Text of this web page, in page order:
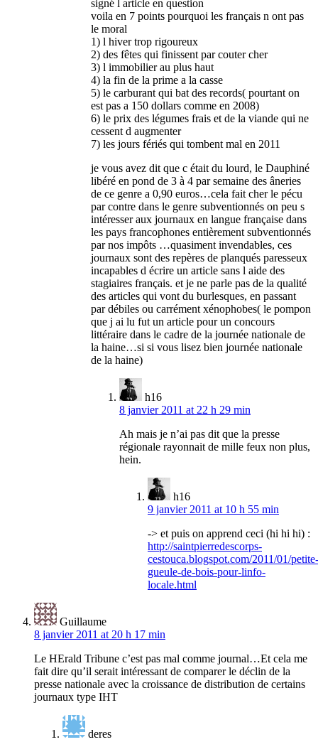
signé l article en question
voila en 7 points pourquoi les français n ont pas
le moral
1) l hiver trop rigoureux
2) des fêtes qui finissent par couter cher
3) l immobilier au plus haut
4) la fin de la prime a la casse
5) le carburant qui bat des records( pourtant on
est pas a 150 dollars comme en 2008)
6) le prix des légumes frais et de la viande qui ne
cessent d augmenter
7) les jours fériés qui tombent mal en 2011
je vous avez dit que c était du lourd, le Dauphiné
libéré en pond de 3 à 4 par semaine des âneries
de ce genre a 0,90 euros…cela fait cher le pécu
par contre dans le genre subventionnés on peu s
intéresser aux journaux en langue française dans
les pays francophones entièrement subventionnés
par nos impôts …quasiment invendables, ces
journaux sont des repères de planqués paresseux
incapables d écrire un article sans l aide des
stagiaires français. et je ne parle pas de la qualité
des articles qui vont du burlesques, en passant
par débiles ou carrément xénophobes( le pompon
que j ai lu fut un article pour un concours
littéraire dans le cadre de la journée nationale de
la haine…si si vous lisez bien journée nationale
de la haine)
h16
8 janvier 2011 at 22 h 29 min
Ah mais je n’ai pas dit que la presse
régionale rayonnait de mille feux non plus,
hein.
h16
9 janvier 2011 at 10 h 55 min
-> et puis on apprend ceci (hi hi hi) :
http://saintpierredescorps-
cestouca.blogspot.com/2011/01/petite-
gueule-de-bois-pour-linfo-
locale.html
Guillaume
8 janvier 2011 at 20 h 17 min
Le HErald Tribune c’est pas mal comme journal…Et cela me
fait dire qu’il serait intéressant de comparer le déclin de la
presse nationale avec la croissance de distribution de certains
journaux type IHT
deres